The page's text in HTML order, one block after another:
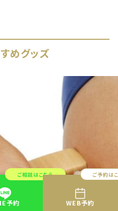
ご相談はこちら
予約
ご予約は
WEB予約
めグッズ